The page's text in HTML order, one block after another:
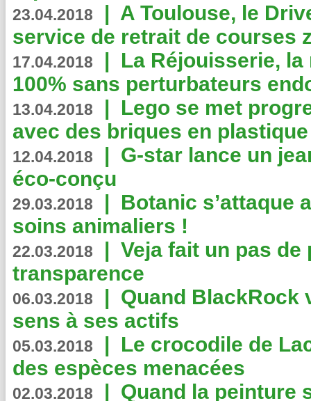
23.04.2018 | A Toulouse, le
service de retrait de courses
17.04.2018 | La Réjouisserie,
100% sans perturbateurs
13.04.2018 | Lego se met
avec des briques en
12.04.2018 | G-star lance un
éco-conçu
29.03.2018 | Botanic s’attaque
soins animaliers !
22.03.2018 | Veja fait un pas de
transparence
06.03.2018 | Quand BlackRock
sens à ses actifs
05.03.2018 | Le crocodile de
des espèces menacées
02.03.2018 | Quand la peinture